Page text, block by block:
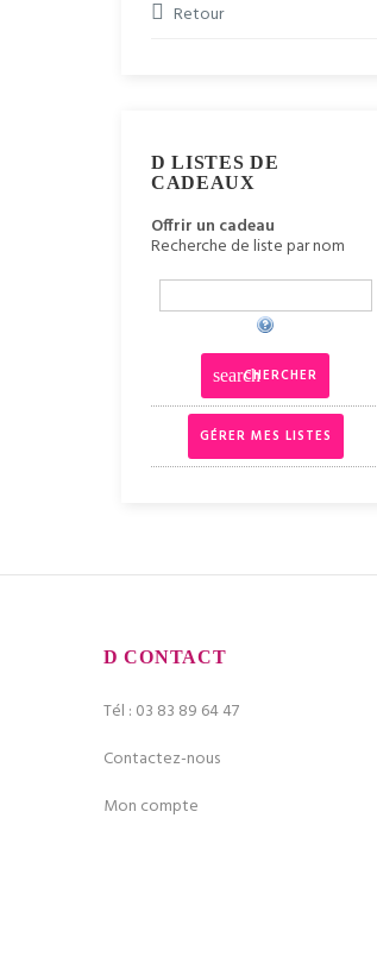
Retour
LISTES DE
CADEAUX
Offrir un cadeau
Recherche de liste par nom
searchCHERCHER
GÉRER MES LISTES
CONTACT
Tél : 03 83 89 64 47
Contactez-nous
Mon compte